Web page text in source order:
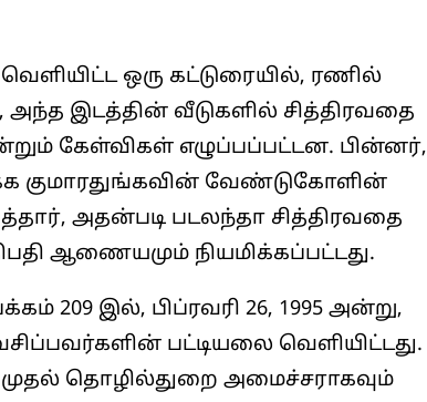
ஒரு கட்டுரையில், ரணில்
அந்த இடத்தின் வீடுகளில் சித்திரவதை
கேள்விகள் எழுப்பப்பட்டன. பின்னர்,
குமாரதுங்கவின் வேண்டுகோளின்
அதன்படி படலந்தா சித்திரவதை
ஆணையமும் நியமிக்கப்பட்டது.
209 இல், பிப்ரவரி 26, 1995 அன்று,
பட்டியலை வெளியிட்டது.
தொழில்துறை அமைச்சராகவும்